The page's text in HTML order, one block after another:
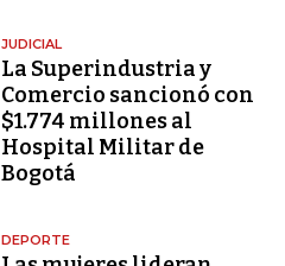
JUDICIAL
La Superindustria y
Comercio sancionó con
$1.774 millones al
Hospital Militar de
Bogotá
DEPORTE